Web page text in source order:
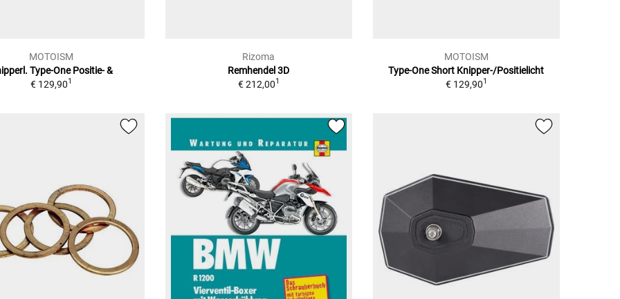
MOTOISM
Type-One Positie- &
€ 129,901
Rizoma
Remhendel 3D
€ 212,001
MOTOISM
Type-One Short Knipper-/Positielicht
€ 129,901